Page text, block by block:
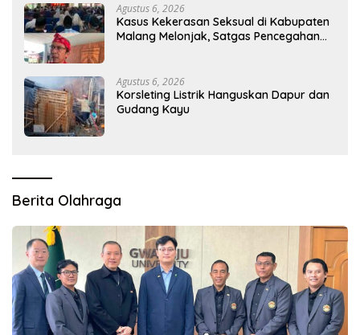
Agustus 6, 2026
Kasus Kekerasan Seksual di Kabupaten
Malang Melonjak, Satgas Pencegahan
Agustus 6, 2026
Korsleting Listrik Hanguskan Dapur dan
Gudang Kayu
Berita Olahraga